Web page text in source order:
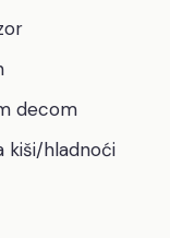
decom
kiši/hladnoći